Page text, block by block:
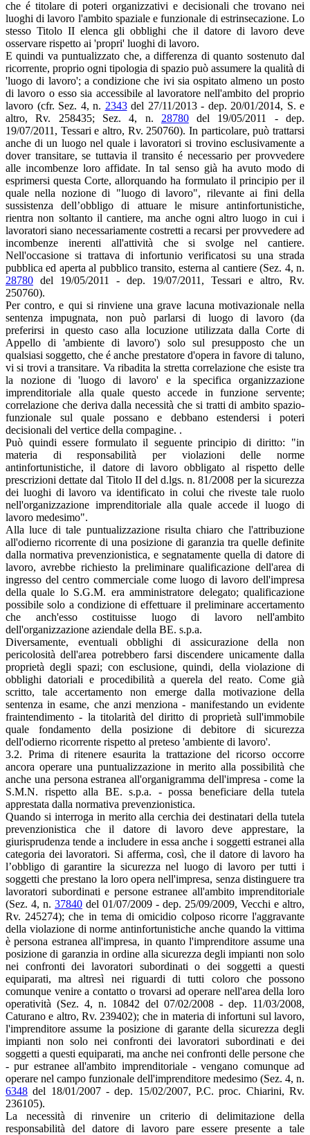
che é titolare di poteri organizzativi e decisionali che trovano nei
luoghi di lavoro l'ambito spaziale e funzionale di estrinsecazione. Lo
stesso Titolo II elenca gli obblighi che il datore di lavoro deve
osservare rispetto ai 'propri' luoghi di lavoro.
E quindi va puntualizzato che, a differenza di quanto sostenuto dal
ricorrente, proprio ogni tipologia di spazio può assumere la qualità di
'luogo di lavoro'; a condizione che ivi sia ospitato almeno un posto
di lavoro o esso sia accessibile al lavoratore nell'ambito del proprio
lavoro (cfr. Sez. 4, n. 2343del 27/11/2013 - dep. 20/01/2014, S. e
altro, Rv. 258435; Sez. 4, n. 28780del 19/05/2011 - dep.
19/07/2011, Tessari e altro, Rv. 250760). In particolare, può trattarsi
anche di un luogo nel quale i lavoratori si trovino esclusivamente a
dover transitare, se tuttavia il transito é necessario per provvedere
alle incombenze loro affidate. In tal senso già ha avuto modo di
esprimersi questa Corte, allorquando ha formulato il principio per il
quale nella nozione di "luogo di lavoro", rilevante ai fini della
sussistenza dell’obbligo di attuare le misure antinfortunistiche,
rientra non soltanto il cantiere, ma anche ogni altro luogo in cui i
lavoratori siano necessariamente costretti a recarsi per provvedere ad
incombenze inerenti all'attività che si svolge nel cantiere.
Nell'occasione si trattava di infortunio verificatosi su una strada
pubblica ed aperta al pubblico transito, esterna al cantiere (Sez. 4, n.
28780 del 19/05/2011 - dep. 19/07/2011, Tessari e altro, Rv.
250760).
Per contro, e qui si rinviene una grave lacuna motivazionale nella
sentenza impugnata, non può parlarsi di luogo di lavoro (da
preferirsi in questo caso alla locuzione utilizzata dalla Corte di
Appello di 'ambiente di lavoro') solo sul presupposto che un
qualsiasi soggetto, che é anche prestatore d'opera in favore di taluno,
vi si trovi a transitare. Va ribadita la stretta correlazione che esiste tra
la nozione di 'luogo di lavoro' e la specifica organizzazione
imprenditoriale alla quale questo accede in funzione servente;
correlazione che deriva dalla necessità che si tratti di ambito spazio-
funzionale sul quale possano e debbano estendersi i poteri
decisionali del vertice della compagine. .
Può quindi essere formulato il seguente principio di diritto: "in
materia di responsabilità per violazioni delle norme
antinfortunistiche, il datore di lavoro obbligato al rispetto delle
prescrizioni dettate dal Titolo II del d.lgs. n. 81/2008 per la sicurezza
dei luoghi di lavoro va identificato in colui che riveste tale ruolo
nell'organizzazione imprenditoriale alla quale accede il luogo di
lavoro medesimo".
Alla luce di tale puntualizzazione risulta chiaro che l'attribuzione
all'odierno ricorrente di una posizione di garanzia tra quelle definite
dalla normativa prevenzionistica, e segnatamente quella di datore di
lavoro, avrebbe richiesto la preliminare qualificazione dell'area di
ingresso del centro commerciale come luogo di lavoro dell'impresa
della quale lo S.G.M. era amministratore delegato; qualificazione
possibile solo a condizione di effettuare il preliminare accertamento
che anch'esso costituisse luogo di lavoro nell'ambito
dell'organizzazione aziendale della BE. s.p.a.
Diversamente, eventuali obblighi di assicurazione della non
pericolosità dell'area potrebbero farsi discendere unicamente dalla
proprietà degli spazi; con esclusione, quindi, della violazione di
obblighi datoriali e procedibilità a querela del reato. Come già
scritto, tale accertamento non emerge dalla motivazione della
sentenza in esame, che anzi menziona - manifestando un evidente
fraintendimento - la titolarità del diritto di proprietà sull'immobile
quale fondamento della posizione di debitore di sicurezza
dell'odierno ricorrente rispetto al preteso 'ambiente di lavoro'.
3.2. Prima di ritenere esaurita la trattazione del ricorso occorre
ancora operare una puntualizzazione in merito alla possibilità che
anche una persona estranea all'organigramma dell'impresa - come la
S.M.N. rispetto alla BE. s.p.a. - possa beneficiare della tutela
apprestata dalla normativa prevenzionistica.
Quando si interroga in merito alla cerchia dei destinatari della tutela
prevenzionistica che il datore di lavoro deve apprestare, la
giurisprudenza tende a includere in essa anche i soggetti estranei alla
categoria dei lavoratori. Si afferma, così, che il datore di lavoro ha
l’obbligo di garantire la sicurezza nel luogo di lavoro per tutti i
soggetti che prestano la loro opera nell'impresa, senza distinguere tra
lavoratori subordinati e persone estranee all'ambito imprenditoriale
(Sez. 4, n. 37840 del 01/07/2009 - dep. 25/09/2009, Vecchi e altro,
Rv. 245274); che in tema di omicidio colposo ricorre l'aggravante
della violazione di norme antinfortunistiche anche quando la vittima
è persona estranea all'impresa, in quanto l'imprenditore assume una
posizione di garanzia in ordine alla sicurezza degli impianti non solo
nei confronti dei lavoratori subordinati o dei soggetti a questi
equiparati, ma altresì nei riguardi di tutti coloro che possono
comunque venire a contatto o trovarsi ad operare nell'area della loro
operatività (Sez. 4, n. 10842 del 07/02/2008 - dep. 11/03/2008,
Caturano e altro, Rv. 239402); che in materia di infortuni sul lavoro,
l'imprenditore assume la posizione di garante della sicurezza degli
impianti non solo nei confronti dei lavoratori subordinati e dei
soggetti a questi equiparati, ma anche nei confronti delle persone che
- pur estranee all'ambito imprenditoriale - vengano comunque ad
operare nel campo funzionale dell'imprenditore medesimo (Sez. 4, n.
6348 del 18/01/2007 - dep. 15/02/2007, P.C. proc. Chiarini, Rv.
236105).
La necessità di rinvenire un criterio di delimitazione della
responsabilità del datore di lavoro pare essere presente a tale